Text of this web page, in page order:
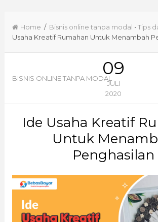
Home / Bisnis online tanpa modal • Tips
Usaha Kreatif Rumahan Untuk Menambah
09
JULI
2020
BISNIS ONLINE TANPA MODAL
Ide Usaha Kreatif
Untuk
Penghasilan